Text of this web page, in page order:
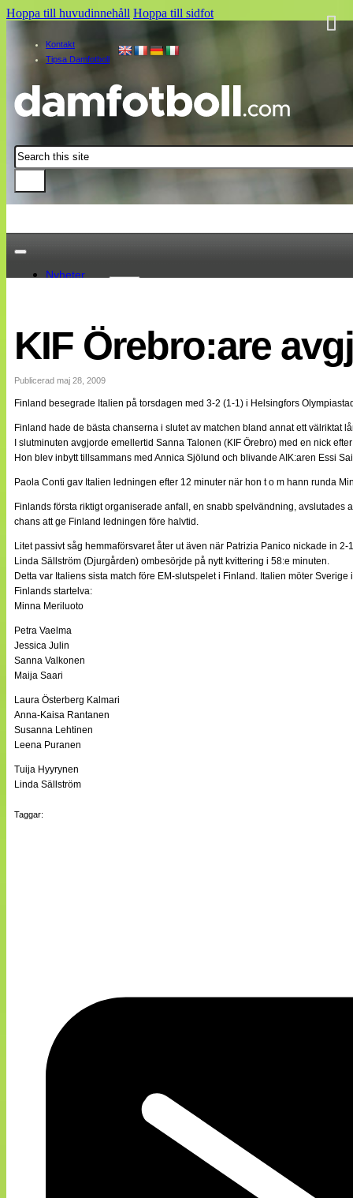
Hoppa till huvudinnehåll Hoppa till sidfot
Kontakt
Tipsa Damfotboll
Sök
Nyheter
Landslaget
EM 2013
Internationellt
Bildreportage
Bloggar
Lagen
Webb-TV
Medlemsbilder
Till klubbkassan
Split vision
Om oss
Annonsera
Statistik
Tipsa Damfotboll
Kontakt
KIF Örebro:are
Publicerad maj 28, 2009
Finland besegrade Italien på torsdagen med 3-2 (1-1) i Helsingfors
Finland hade de bästa chanserna i slutet av matchen bland annat ett välriktat
I slutminuten avgjorde emellertid Sanna Talonen (KIF Örebro) med en nick
Hon blev inbytt tillsammans med Annica Sjölund och blivande AIK:aren Essi
Paola Conti gav Italien ledningen efter 12 minuter när hon t o m hann runda
Finlands första riktigt organiserade anfall, en snabb spelvändning,
chans att ge Finland ledningen före halvtid.
Litet passivt såg hemmaförsvaret åter ut även när Patrizia Panico nickade in 2-
Linda Sällström (Djurgården) ombesörjde på nytt kvittering i 58:e minuten.
Detta var Italiens sista match före EM-slutspelet i Finland. Italien möter
Finlands startelva:
Minna Meriluoto
Petra Vaelma
Jessica Julin
Sanna Valkonen
Maija Saari
Laura Österberg Kalmari
Anna-Kaisa Rantanen
Susanna Lehtinen
Leena Puranen
Tuija Hyyrynen
Linda Sällström
Taggar: